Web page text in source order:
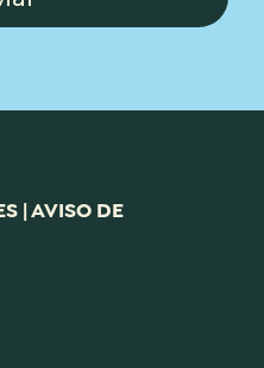
| AVISO DE